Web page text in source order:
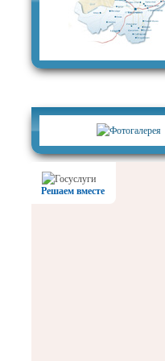
Решаем вместе